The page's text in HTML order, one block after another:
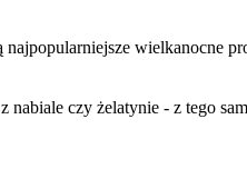
najpopularniejsze wielkanocne
czy żelatynie - z tego